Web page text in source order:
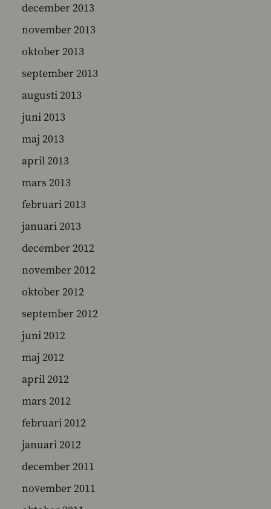
december 2013
november 2013
oktober 2013
september 2013
augusti 2013
juni 2013
maj 2013
april 2013
mars 2013
februari 2013
januari 2013
december 2012
november 2012
oktober 2012
september 2012
juni 2012
maj 2012
april 2012
mars 2012
februari 2012
januari 2012
december 2011
november 2011